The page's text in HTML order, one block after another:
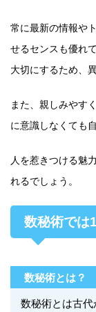
常に最新の情報や
せるセンスも優れ
大切にするため、
また、親しみやす
に意識しなくても
人を惹きつける魅
れるでしょう。
数秘術では
数秘術とは？
数秘術とは古